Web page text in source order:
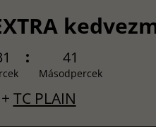
39
Másodpercek
TC PLAIN